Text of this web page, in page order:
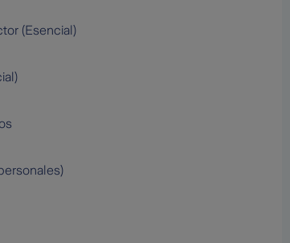
(Esencial)